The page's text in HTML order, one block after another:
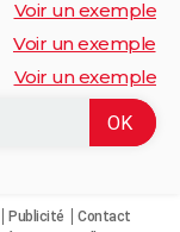
Voir un exemple
Voir un exemple
Voir un exemple
Publicité
Contact